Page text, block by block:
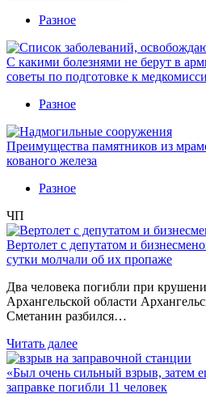
Разное
С какими болезнями не берут в
советы по подготовке к
Разное
Преимущества памятников из
кованого железа
Разное
ЧП
Вертолет с депутатом и
сутки молчали об их пропаже
Два человека погибли при
Архангельской области
Сметанин разбился…
Читать далее
«Был очень сильный взрыв, затем
заправке погибли 11 человек